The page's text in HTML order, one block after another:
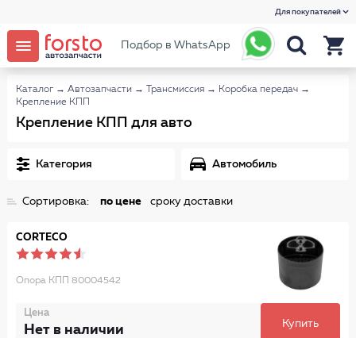
Для покупателей
Подбор в WhatsApp
Каталог → Автозапчасти → Трансмиссия → Коробка передач →
Крепление КПП
Крепление КПП для авто
Категория Автомобиль
Сортировка: по цене сроку доставки
CORTECO
Опора КПП 80004542
Цена
Нет в наличии Купить